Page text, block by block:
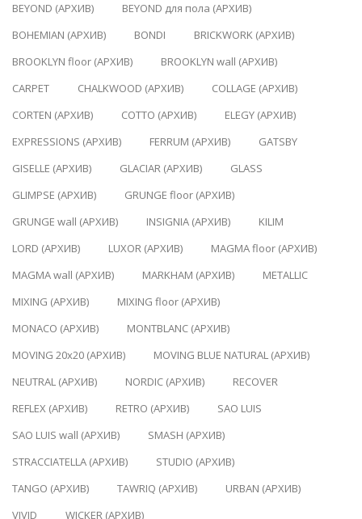
BEYOND (АРХИВ)
BEYOND для пола (АРХИВ)
BOHEMIAN (АРХИВ)
BONDI
BRICKWORK (АРХИВ)
BROOKLYN floor (АРХИВ)
BROOKLYN wall (АРХИВ)
CARPET
CHALKWOOD (АРХИВ)
COLLAGE (АРХИВ)
CORTEN (АРХИВ)
COTTO (АРХИВ)
ELEGY (АРХИВ)
EXPRESSIONS (АРХИВ)
FERRUM (АРХИВ)
GATSBY
GISELLE (АРХИВ)
GLACIAR (АРХИВ)
GLASS
GLIMPSE (АРХИВ)
GRUNGE floor (АРХИВ)
GRUNGE wall (АРХИВ)
INSIGNIA (АРХИВ)
KILIM
LORD (АРХИВ)
LUXOR (АРХИВ)
MAGMA floor (АРХИВ)
MAGMA wall (АРХИВ)
MARKHAM (АРХИВ)
METALLIC
MIXING (АРХИВ)
MIXING floor (АРХИВ)
MONACO (АРХИВ)
MONTBLANC (АРХИВ)
MOVING 20x20 (АРХИВ)
MOVING BLUE NATURAL (АРХИВ)
NEUTRAL (АРХИВ)
NORDIC (АРХИВ)
RECOVER
REFLEX (АРХИВ)
RETRO (АРХИВ)
SAO LUIS
SAO LUIS wall (АРХИВ)
SMASH (АРХИВ)
STRACCIATELLA (АРХИВ)
STUDIO (АРХИВ)
TANGO (АРХИВ)
TAWRIQ (АРХИВ)
URBAN (АРХИВ)
VIVID
WICKER (АРХИВ)